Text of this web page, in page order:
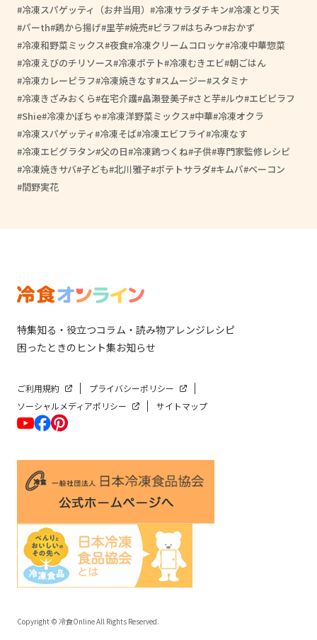
冷凍スパゲッティ（お弁当用）
冷凍サラダチキン 冷凍とり天
パーth 鶏から揚げ 里芋 焼売 ピラフ はちみつ おかず
冷凍和野菜ミックス 夜食 冷凍クリームコロッケ 冷凍中華惣菜
冷凍えびのチリソース 冷凍ポテト 冷凍むきエビ 朝ごはん
冷凍カレーピラフ 冷凍焼きなす スムージー スタミナ
冷凍きざみおくら 在宅介護 畠瀬登美子 さと芋 ルウ エビピラフ
Shie 冷凍かぼちゃ 冷凍洋野菜ミックス 中華 冷凍オクラ
冷凍スパゲッティ 冷凍そば 冷凍エビフライ 冷凍なす
冷凍エビグラタン 父の日 冷凍鶏つくね 子供 専門家監修レシピ
冷凍焼きサバ 子ども 北川雅子 ポテトサラダ キムパ ベーコン
間野実花
特集知る・役立つコラム・読み物アレンジレシピ
困ったときのヒント集お知らせ
ご利用規約
プライバシーポリシー
ソーシャルメディアポリシー
サイトマップ
Copyright © 冷食Online All Rights Reserved.